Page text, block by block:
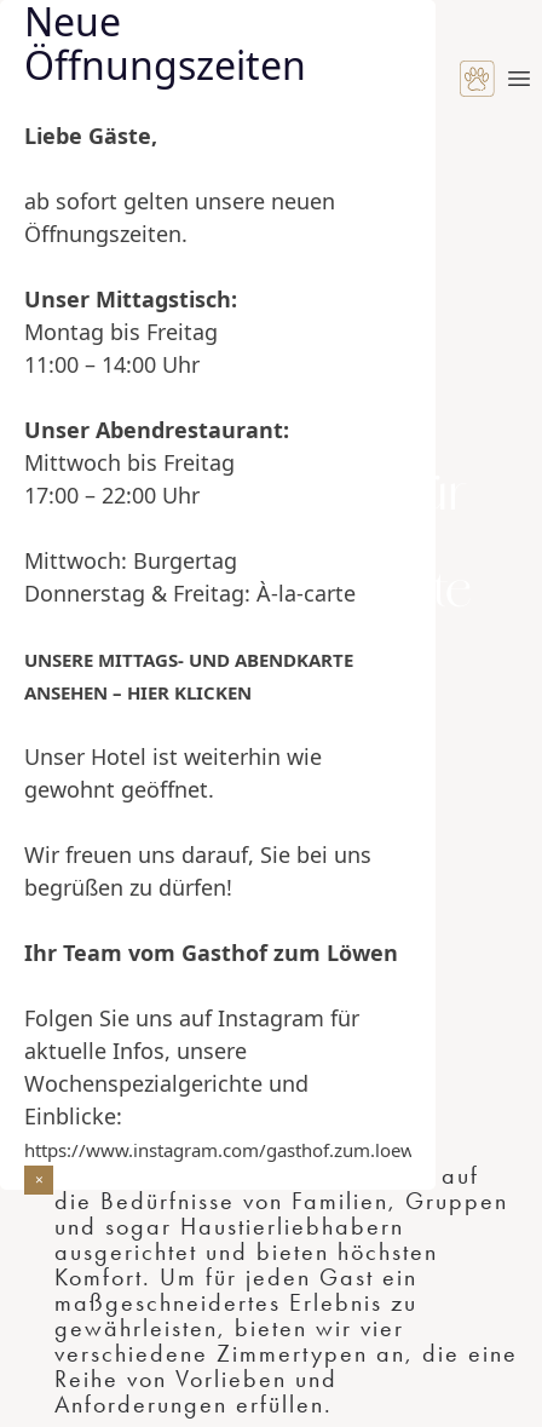
Skip to content
Neue
Öffnungszeiten
Liebe Gäste,
ab sofort gelten unsere neuen
Öffnungszeiten.
Unser Mittagstisch:
Montag bis Freitag
11:00 – 14:00 Uhr
Unser Abendrestaurant:
Mittwoch bis Freitag
17:00 – 22:00 Uhr
Mittwoch: Burgertag
Donnerstag & Freitag: À-la-carte
UNSERE MITTAGS- UND ABENDKARTE
ANSEHEN – HIER KLICKEN
Unser Hotel ist weiterhin wie
gewohnt geöffnet.
Wir freuen uns darauf, Sie bei uns
begrüßen zu dürfen!
Ihr Team vom Gasthof zum Löwen
Folgen Sie uns auf Instagram für
aktuelle Infos, unsere
Wochenspezialgerichte und
Einblicke:
https://www.instagram.com/gasthof.zum.loewen/
Doppelzimmer für
Kurz- und
Langzeitaufenthalte
verfügbar
DOUBLE
Unsere geräumigen Zimmer sind auf
die Bedürfnisse von Familien, Gruppen
und sogar Haustierliebhabern
ausgerichtet und bieten höchsten
Komfort. Um für jeden Gast ein
maßgeschneidertes Erlebnis zu
gewährleisten, bieten wir vier
verschiedene Zimmertypen an, die eine
Reihe von Vorlieben und
Anforderungen erfüllen.